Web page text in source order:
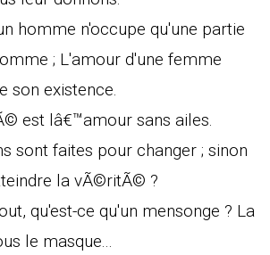
homme n'occupe qu'une partie
; L'amour d'une femme
son existence.
est lâ€™amour sans ailes.
sont faites pour changer ; sinon
la vÃ©ritÃ© ?
qu'est-ce qu'un mensonge ? La
le masque...